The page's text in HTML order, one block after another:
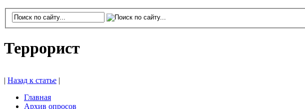
Террорист
Назад к статье
Главная
Архив опросов